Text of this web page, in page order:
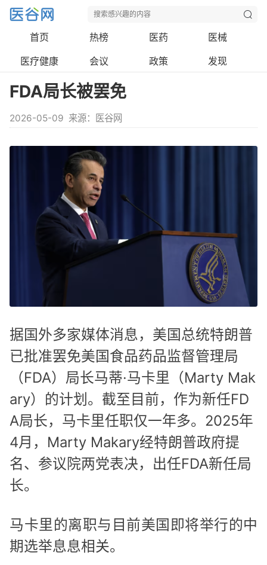
首页 热榜 医药
医械
医疗健康
会议 政策 发现
FDA局长被罢免
2026-05-09 来源：医谷网
据国外多家媒体消息，美国总统特朗普
已批准罢免美国食品药品监督管理局
（FDA）局长马蒂·马卡里（Marty Mak
ary）的计划。截至目前，作为新任FD
A局长，马卡里任职仅一年多。2025年
4月，Marty Makary经特朗普政府提
名、参议院两党表决，出任FDA新任局
长。
马卡里的离职与目前美国即将举行的中
期选举息息相关。